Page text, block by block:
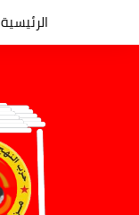
الرئيسية